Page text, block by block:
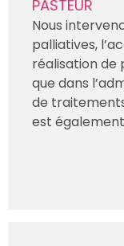
PASTEUR
Nous
palliatives,
réalisation de
que dans
de
est également